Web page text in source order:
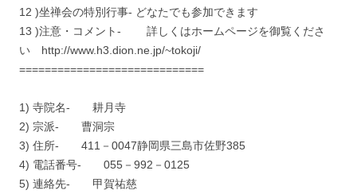
12 )坐禅会の特別行事- どなたでも参加できます
13 )注意・コメント- 詳しくはホームページを御覧くださ
い http://www.h3.dion.ne.jp/~tokoji/
=============================
1) 寺院名- 耕月寺
2) 宗派- 曹洞宗
3) 住所- 411－0047静岡県三島市佐野385
4) 電話番号- 055－992－0125
5) 連絡先- 甲賀祐慈